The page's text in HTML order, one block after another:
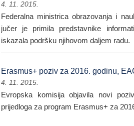
4. 11. 2015.
Federalna ministrica obrazovanja i
jučer je primila predstavnike
iskazala podršku njihovom daljem radu.
Erasmus+ poziv za 2016. godinu,
4. 11. 2015.
Evropska komisija objavila novi
prijedloga za program Erasmus+ za